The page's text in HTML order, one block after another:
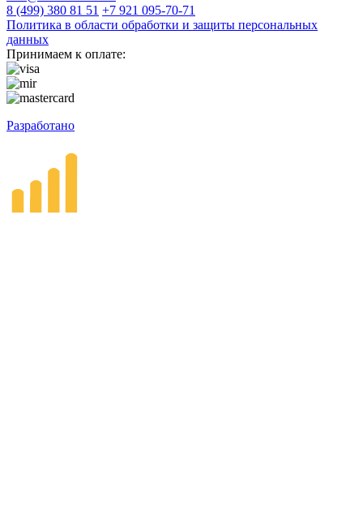
8 (499) 380 81 51 +7 921 095-70-71
Политика в области обработки и защиты персональных
данных
Принимаем к оплате:
Разработано